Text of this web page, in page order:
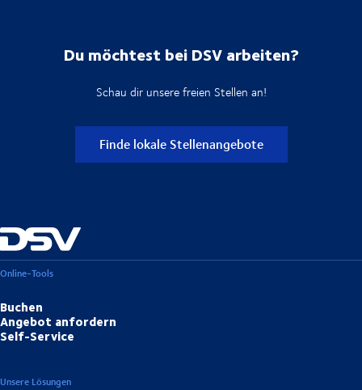
Du möchtest bei DSV arbeiten?
Schau dir unsere freien Stellen an!
Finde lokale Stellenangebote
Online-Tools
Buchen
Angebot anfordern
Self-Service
Unsere Lösungen